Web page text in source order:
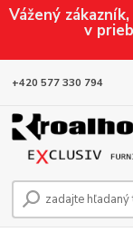
Vážený
v
+420 577 330 794